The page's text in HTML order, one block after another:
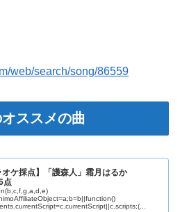
web/search/song/86559
ススメの曲
オケ採点】「護森人」霜月はるか
点